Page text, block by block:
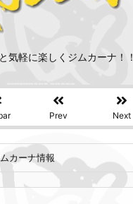
気軽に楽しくジムカーナ！！
Prev Next
カーナ情報